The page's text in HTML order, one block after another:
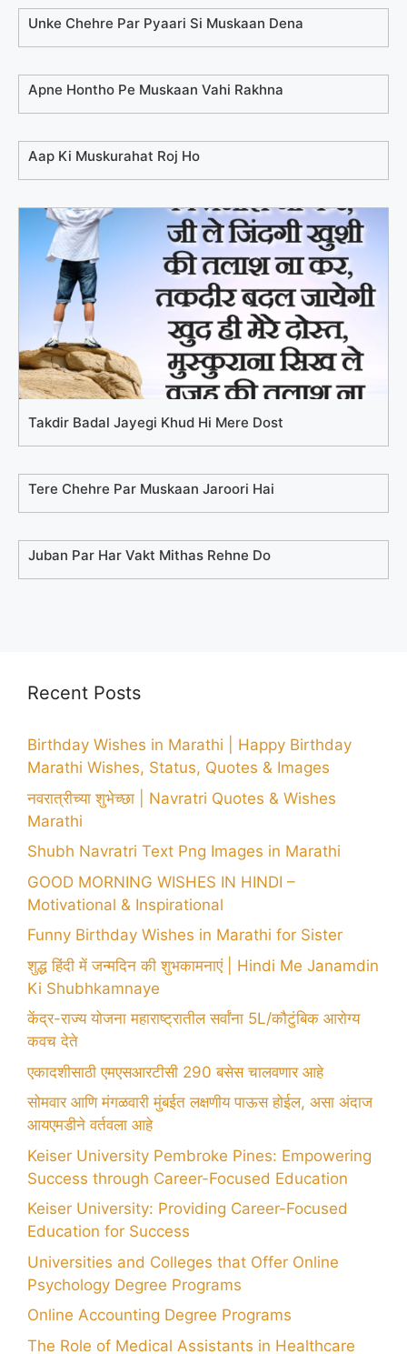
Unke Chehre Par Pyaari Si Muskaan Dena
Apne Hontho Pe Muskaan Vahi Rakhna
Aap Ki Muskurahat Roj Ho
Takdir Badal Jayegi Khud Hi Mere Dost
Tere Chehre Par Muskaan Jaroori Hai
Juban Par Har Vakt Mithas Rehne Do
Recent Posts
Birthday Wishes in Marathi | Happy Birthday
Marathi Wishes, Status, Quotes & Images
नवरात्रीच्या शुभेच्छा | Navratri Quotes & Wishes
Marathi
Shubh Navratri Text Png Images in Marathi
GOOD MORNING WISHES IN HINDI –
Motivational & Inspirational
Funny Birthday Wishes in Marathi for Sister
शुद्ध हिंदी में जन्मदिन की शुभकामनाएं | Hindi Me Janamdin
Ki Shubhkamnaye
केंद्र-राज्य योजना महाराष्ट्रातील सर्वांना 5L/कौटुंबिक आरोग्य
कवच देते
एकादशीसाठी एमएसआरटीसी 290 बसेस चालवणार आहे
सोमवार आणि मंगळवारी मुंबईत लक्षणीय पाऊस होईल, असा अंदाज
आयएमडीने वर्तवला आहे
Keiser University Pembroke Pines: Empowering
Success through Career-Focused Education
Keiser University: Providing Career-Focused
Education for Success
Universities and Colleges that Offer Online
Psychology Degree Programs
Online Accounting Degree Programs
The Role of Medical Assistants in Healthcare